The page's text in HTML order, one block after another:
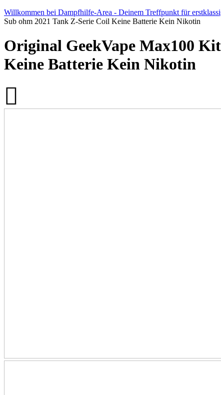
Willkommen bei Dampfhilfe-Area - Deinem Treffpunkt für
Sub ohm 2021 Tank Z-Serie Coil Keine Batterie Kein Nikotin
Original GeekVape Max100
Keine Batterie Kein Nikotin